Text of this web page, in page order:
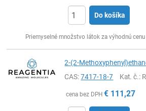
Do košíka
Priemyselné množstvo látok za výhodnú cenu
2-(2-
CAS:7417-18-7 Kat. č.:
cena bez DPH € 111,27